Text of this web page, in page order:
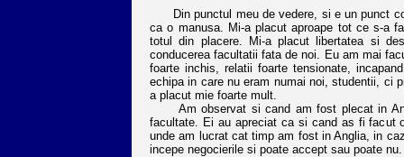
Din punctul meu de vedere, si e un punct
ca o manusa. Mi-a placut aproape tot ce s-a
totul din placere. Mi-a placut libertatea si
conducerea facultatii fata de noi. Eu am mai
foarte inchis, relatii foarte tensionate,
echipa in care nu eram numai noi, studentii, ci
a placut mie foarte mult.
Am observat si cand am fost plecat in
facultate. Ei au apreciat ca si cand as fi facut
unde am lucrat cat timp am fost in Anglia, in
incepe negocierile si poate accept sau poate nu.